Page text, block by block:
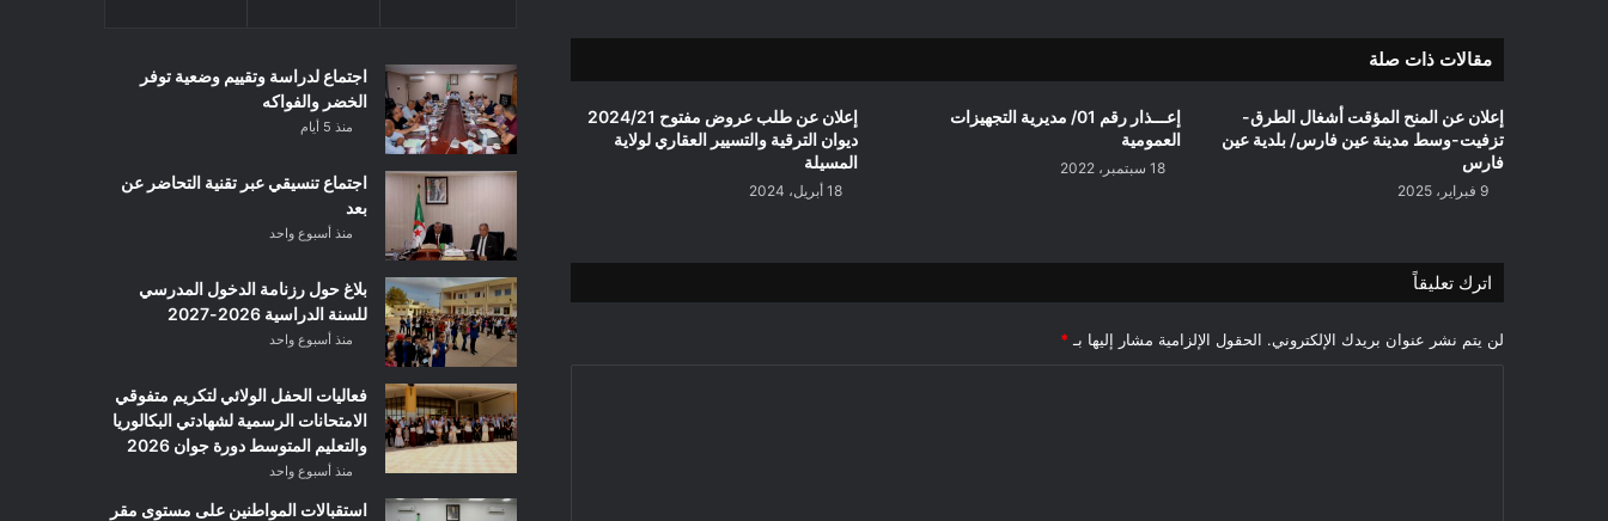
والبناء
المسيلة
مقالات ذات صلة
إعلان عن المنح المؤقت أشغال الطرق-
تزفيت-وسط مدينة عين فارس/ بلدية عين
فارس
9 فبراير، 2025
إعـــذار رقم 01/ مديرية التجهيزات
العمومية
18 سبتمبر، 2022
إعلان عن طلب عروض مفتوح 2024/21
ديوان الترقية والتسيير العقاري لولاية
المسيلة
18 أبريل، 2024
اترك تعليقاً
لن يتم نشر عنوان بريدك الإلكتروني. الحقول الإلزامية مشار إليها بـ *
اجتماع لدراسة وتقييم وضعية توفر
الخضر والفواكه
منذ 5 أيام
اجتماع تنسيقي عبر تقنية التحاضر عن
بعد
منذ أسبوع واحد
بلاغ حول رزنامة الدخول المدرسي
للسنة الدراسية 2026-2027
منذ أسبوع واحد
فعاليات الحفل الولائي لتكريم متفوقي
الامتحانات الرسمية لشهادتي البكالوريا
والتعليم المتوسط دورة جوان 2026
منذ أسبوع واحد
استقبالات المواطنين على مستوى مقر